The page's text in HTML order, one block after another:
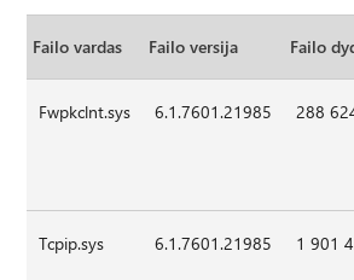
Failo vardas Failo versija Failo
Fwpkclnt.sys 6.1.7601.21985 288
Tcpip.sys 6.1.7601.21985 1 901